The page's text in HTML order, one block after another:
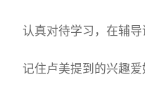
认真对待学习，在辅
记住卢美提到的兴趣